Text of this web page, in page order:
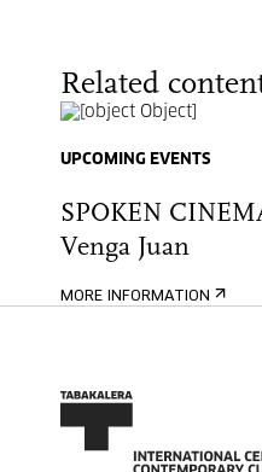
Related
UPCOMING EVENTS
SPOKEN
Venga Juan
MORE INFORMATION